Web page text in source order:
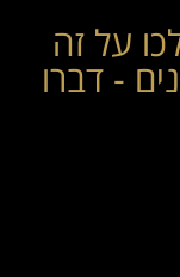
על זה
- דברו